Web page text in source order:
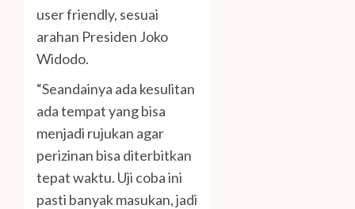
user friendly, sesuai
arahan Presiden Joko
Widodo.
“Seandainya ada kesulitan
ada tempat yang bisa
menjadi rujukan agar
perizinan bisa diterbitkan
tepat waktu. Uji coba ini
pasti banyak masukan, jadi